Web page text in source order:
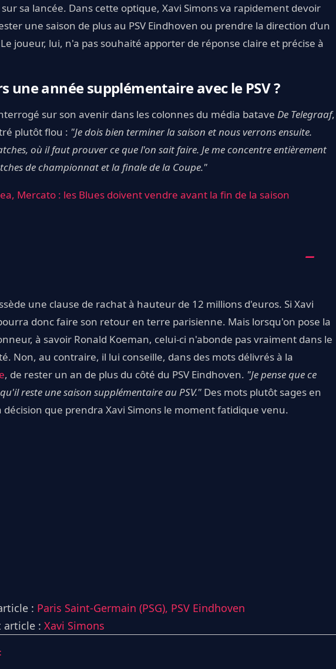
sa lancée. Dans cette optique, Xavi Simons va rapidement devoir
une saison de plus au PSV Eindhoven ou prendre la direction d'un
joueur, lui, n'a pas souhaité apporter de réponse claire et précise à
une année supplémentaire avec le PSV ?
sur son avenir dans les colonnes du média batave De Telegraaf,
plutôt flou : "Je dois bien terminer la saison et nous verrons ensuite.
où il faut prouver ce que l'on sait faire. Je me concentre entièrement
de championnat et la finale de la Coupe."
Mercato : les Blues doivent vendre avant la fin de la saison
une clause de rachat à hauteur de 12 millions d'euros. Si Xavi
donc faire son retour en terre parisienne. Mais lorsqu'on pose la
à savoir Ronald Koeman, celui-ci n'abonde pas vraiment dans le
Non, au contraire, il lui conseille, dans des mots délivrés à la
, de rester un an de plus du côté du PSV Eindhoven. "Je pense que ce
reste une saison supplémentaire au PSV." Des mots plutôt sages en
décision que prendra Xavi Simons le moment fatidique venu.
: Paris Saint-Germain (PSG), PSV Eindhoven
article : Xavi Simons